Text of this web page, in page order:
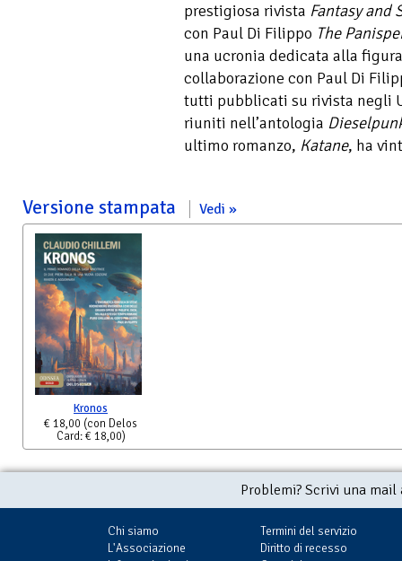
prestigiosa rivista Fantasy and
con Paul Di Filippo The
una ucronia dedicata alla
collaborazione con Paul Di
tutti pubblicati su rivista negli
riuniti nell’antologia
ultimo romanzo, Katane, ha
Versione stampata Vedi
Kronos
€ 18,00 (con Delos
Card: € 18,00)
Problemi? Scrivi una
Chi siamo
L'Associazione
Termini del servizio
Diritto di recesso